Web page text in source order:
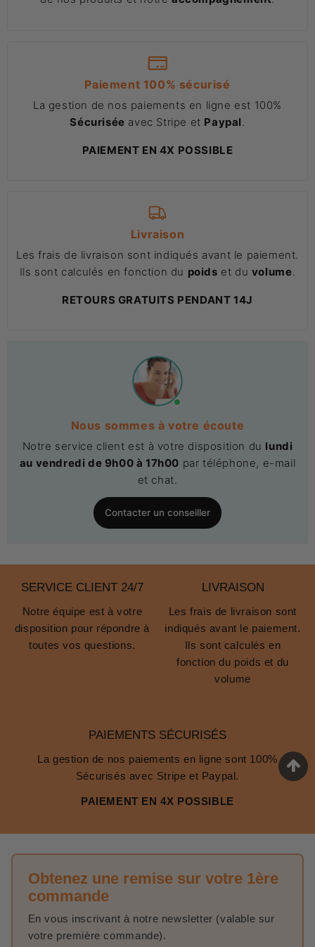
Paiement 100% sécurisé
La gestion de nos paiements en ligne est 100%
Sécurisée avec Stripe et Paypal
PAIEMENT EN 4X POSSIBLE
Livraison
Les frais de livraison sont indiqués avant le paiement.
Ils sont calculés en fonction du poids et du volume
RETOURS GRATUITS PENDANT 14J
Nous sommes à votre écoute
Notre service client est à votre disposition du lundi
au vendredi de 9h00 à 17h00 par téléphone, e-mail
et chat.
Contacter un conseiller
SERVICE CLIENT 24/7
Notre équipe est à votre
disposition pour répondre à
toutes vos questions.
LIVRAISON
Les frais de livraison sont
indiqués avant le paiement.
Ils sont calculés en
fonction du poids et du
volume
PAIEMENTS SÉCURISÉS
La gestion de nos paiements en ligne sont 100%
Sécurisés avec Stripe et Paypal.
PAIEMENT EN 4X POSSIBLE
Obtenez une remise sur votre 1ère
commande
En vous inscrivant à notre newsletter (valable sur
votre première commande).